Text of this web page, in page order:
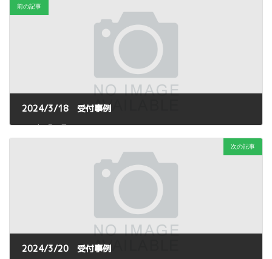
前の記事
2024/3/18 受付事例
2024年3月25日
次の記事
2024/3/20 受付事例